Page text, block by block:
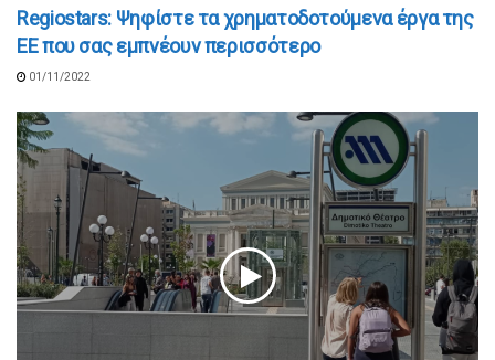
Regiostars: Ψηφίστε τα χρηματοδοτούμενα έργα της
ΕΕ που σας εμπνέουν περισσότερο
01/11/2022